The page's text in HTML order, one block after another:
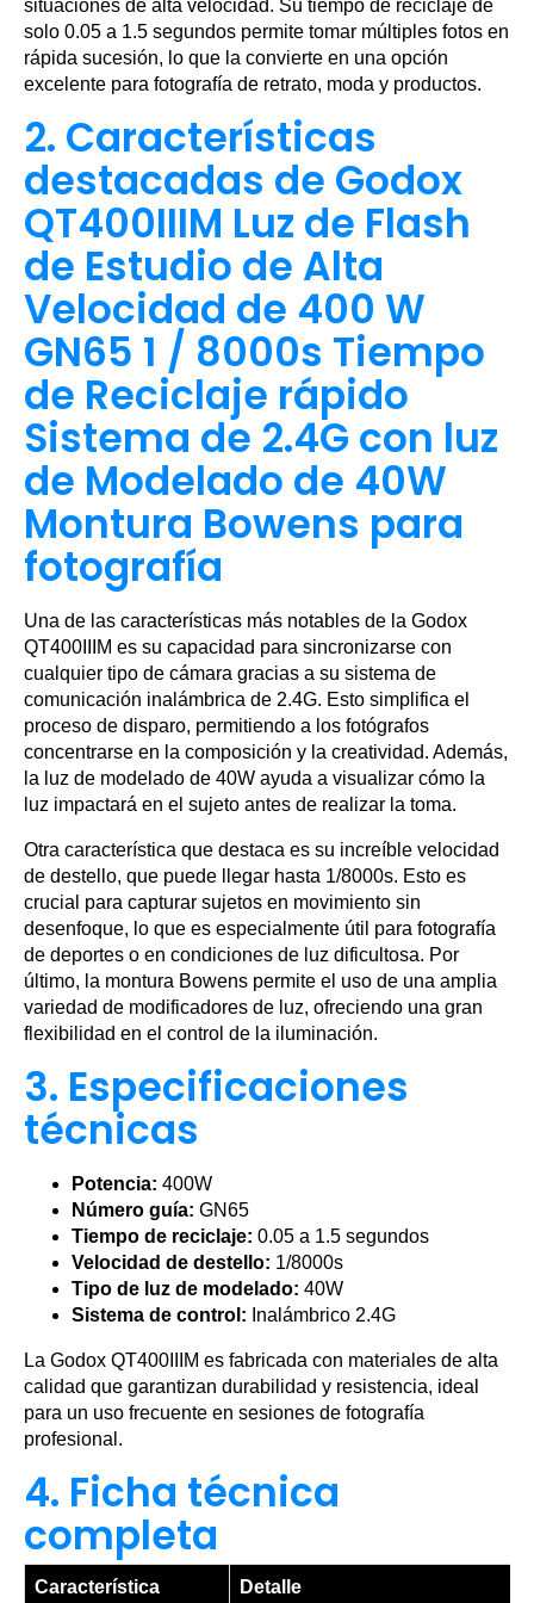
situaciones de alta velocidad. Su tiempo de reciclaje de
solo 0.05 a 1.5 segundos permite tomar múltiples fotos en
rápida sucesión, lo que la convierte en una opción
excelente para fotografía de retrato, moda y productos.
2. Características
destacadas de Godox
QT400IIIM Luz de Flash
de Estudio de Alta
Velocidad de 400 W
GN65 1 / 8000s Tiempo
de Reciclaje rápido
Sistema de 2.4G con luz
de Modelado de 40W
Montura Bowens para
fotografía
Una de las características más notables de la Godox
QT400IIIM es su capacidad para sincronizarse con
cualquier tipo de cámara gracias a su sistema de
comunicación inalámbrica de 2.4G. Esto simplifica el
proceso de disparo, permitiendo a los fotógrafos
concentrarse en la composición y la creatividad. Además,
la luz de modelado de 40W ayuda a visualizar cómo la
luz impactará en el sujeto antes de realizar la toma.
Otra característica que destaca es su increíble velocidad
de destello, que puede llegar hasta 1/8000s. Esto es
crucial para capturar sujetos en movimiento sin
desenfoque, lo que es especialmente útil para fotografía
de deportes o en condiciones de luz dificultosa. Por
último, la montura Bowens permite el uso de una amplia
variedad de modificadores de luz, ofreciendo una gran
flexibilidad en el control de la iluminación.
3. Especificaciones
técnicas
Potencia: 400W
Número guía: GN65
Tiempo de reciclaje: 0.05 a 1.5 segundos
Velocidad de destello: 1/8000s
Tipo de luz de modelado: 40W
Sistema de control: Inalámbrico 2.4G
La Godox QT400IIIM es fabricada con materiales de alta
calidad que garantizan durabilidad y resistencia, ideal
para un uso frecuente en sesiones de fotografía
profesional.
4. Ficha técnica
completa
Característica Detalle